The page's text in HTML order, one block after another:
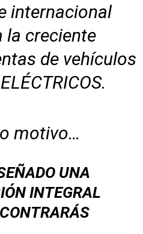
internacional
la creciente
de vehículos
motivo…
UNA
INTEGRAL